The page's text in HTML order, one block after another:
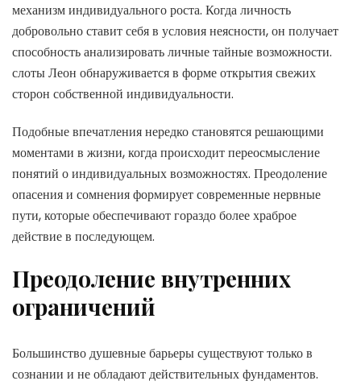
механизм индивидуального роста. Когда личность
добровольно ставит себя в условия неясности, он получает
способность анализировать личные тайные возможности.
слоты Леон обнаруживается в форме открытия свежих
сторон собственной индивидуальности.
Подобные впечатления нередко становятся решающими
моментами в жизни, когда происходит переосмысление
понятий о индивидуальных возможностях. Преодоление
опасения и сомнения формирует современные нервные
пути, которые обеспечивают гораздо более храброе
действие в последующем.
Преодоление внутренних
ограничений
Большинство душевные барьеры существуют только в
сознании и не обладают действительных фундаментов.